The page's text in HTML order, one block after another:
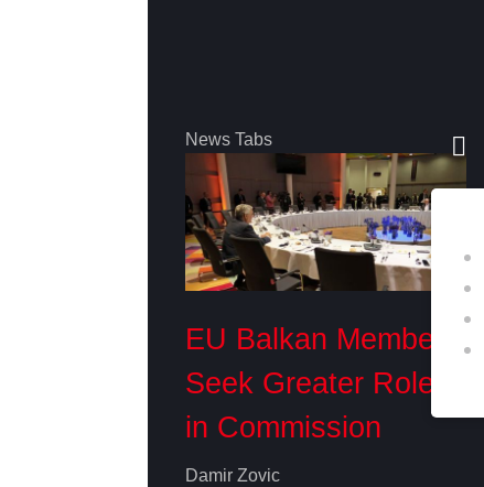
News Tabs
EU Balkan Members
Seek Greater Role
in Commission
Damir Zovic